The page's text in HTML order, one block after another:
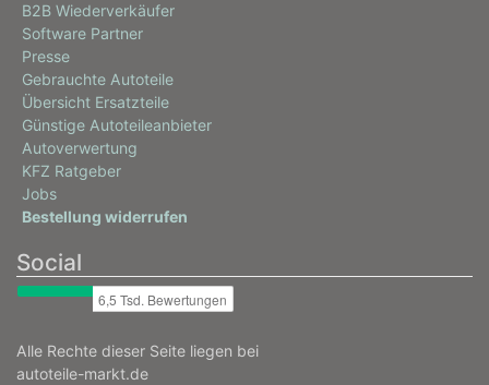
B2B Wiederverkäufer
Software Partner
Presse
Gebrauchte Autoteile
Übersicht Ersatzteile
Günstige Autoteileanbieter
Autoverwertung
KFZ Ratgeber
Jobs
Bestellung widerrufen
Social
Alle Rechte dieser Seite liegen bei
autoteile-markt.de